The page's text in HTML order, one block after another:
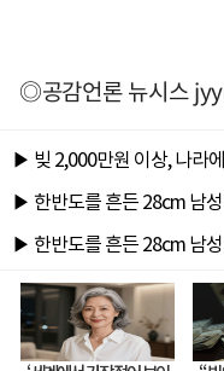
◎공감언론 뉴시스